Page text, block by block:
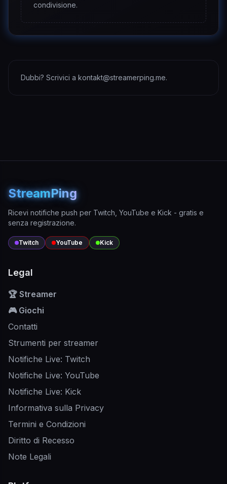
condivisione.
Dubbi? Scrivici a kontakt@streamerping.me.
StreamPing
Ricevi notifiche push per Twitch, YouTube e Kick - gratis e
senza registrazione.
Twitch YouTube Kick
Legal
🏆 Streamer
🎮 Giochi
Contatti
Strumenti per streamer
Notifiche Live: Twitch
Notifiche Live: YouTube
Notifiche Live: Kick
Informativa sulla Privacy
Termini e Condizioni
Diritto di Recesso
Note Legali